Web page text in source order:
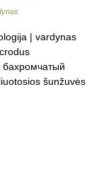
| vardynas
šunžuvės